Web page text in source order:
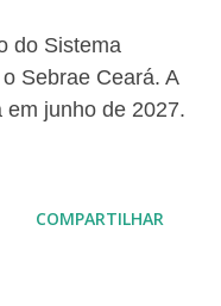
do Sistema
Sebrae Ceará. A
em junho de 2027.
COMPARTILHAR